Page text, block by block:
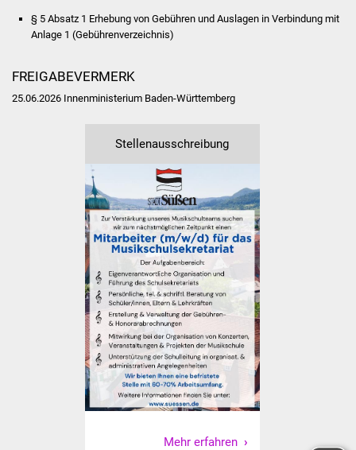
Erlebnisregion
Senioren
Stadtseniorenrat
Sommerwochen für
Ältere
Seniorenwohn- und
Pflegeheim
Familien
Familientreff
§ 5 Absatz 1 Erhebung von Gebühren und Auslagen in Verbindung mit
Anlage 1 (Gebührenverzeichnis)
FREIGABEVERMERK
25.06.2026 Innenministerium Baden-Württemberg
Stellenausschreibung
Mehr erfahren